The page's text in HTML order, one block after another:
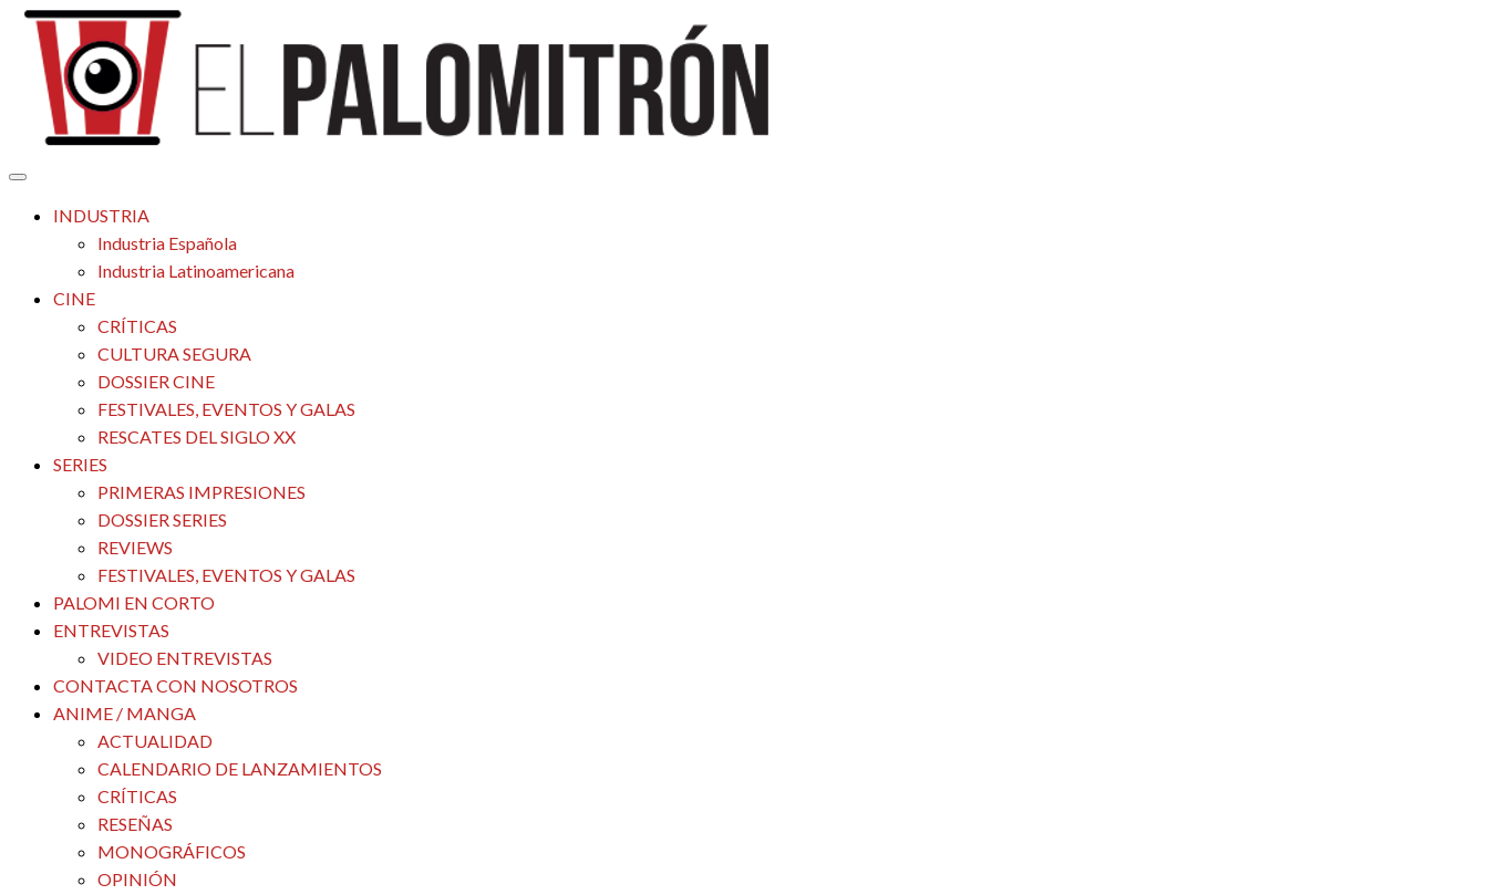
Saltar
contenido
El Palomitrón
Tu espacio de la industria de cine española y latinoamericana
INDUSTRIA
Industria Española
Industria Latinoamericana
CINE
CRÍTICAS
CULTURA SEGURA
DOSSIER CINE
FESTIVALES, EVENTOS Y GALAS
RESCATES DEL SIGLO XX
SERIES
PRIMERAS IMPRESIONES
DOSSIER SERIES
REVIEWS
FESTIVALES, EVENTOS Y GALAS
PALOMI EN CORTO
ENTREVISTAS
VIDEO ENTREVISTAS
CONTACTA CON NOSOTROS
ANIME / MANGA
ACTUALIDAD
CALENDARIO DE LANZAMIENTOS
CRÍTICAS
RESEÑAS
MONOGRÁFICOS
OPINIÓN